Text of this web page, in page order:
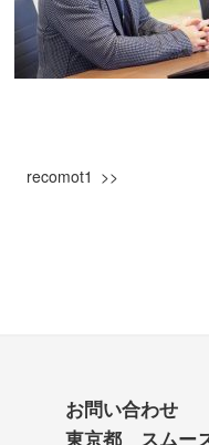
recomot1
お問い合わせ
東京都 スムー